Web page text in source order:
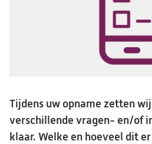
Tijdens uw opname zetten
verschillende vragen- en/of
klaar. Welke en hoeveel dit